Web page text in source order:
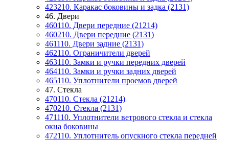
423210. Каракас боковины и задка (2131)
46. Двери
460110. Двери передние (21214)
460210. Двери передние (2131)
461110. Двери задние (2131)
462110. Ограничители дверей
463110. Замки и ручки передних дверей
464110. Замки и ручки задних дверей
465110. Уплотнители проемов дверей
47. Стекла
470110. Стекла (21214)
470210. Стекла (2131)
471110. Уплотнители ветрового стекла и стекла
окна боковины
472110. Уплотнитель опускного стекла передней